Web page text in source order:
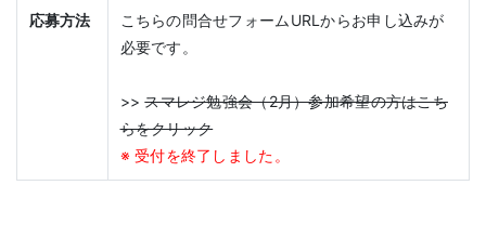
応募方法
こちらの問合せフォームURLからお申し込みが
必要です。
>>スマレジ勉強会（2月）参加希望の方はこち
らをクリック
※ 受付を終了しました。